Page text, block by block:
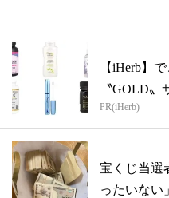
【iHerb】
〝GOLD〟
PR(iHerb)
宝くじ当選
ったいない」